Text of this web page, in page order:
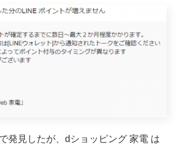
発見したが、dショッピング 家電 は